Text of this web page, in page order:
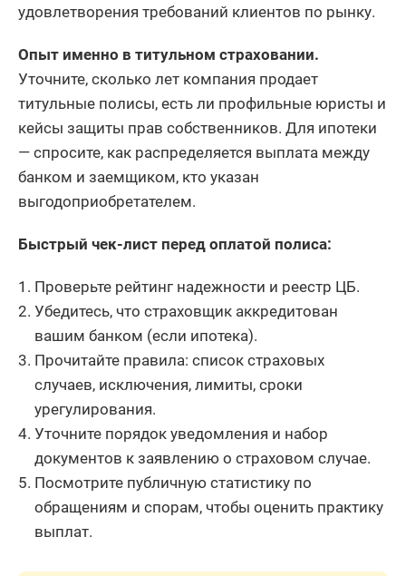
удовлетворения требований клиентов по рынку.
Опыт именно в титульном страховании.
Уточните, сколько лет компания продает
титульные полисы, есть ли профильные юристы и
кейсы защиты прав собственников. Для ипотеки
— спросите, как распределяется выплата между
банком и заемщиком, кто указан
выгодоприобретателем.
Быстрый чек-лист перед оплатой полиса:
Проверьте рейтинг надежности и реестр ЦБ.
Убедитесь, что страховщик аккредитован
вашим банком (если ипотека).
Прочитайте правила: список страховых
случаев, исключения, лимиты, сроки
урегулирования.
Уточните порядок уведомления и набор
документов к заявлению о страховом случае.
Посмотрите публичную статистику по
обращениям и спорам, чтобы оценить практику
выплат.